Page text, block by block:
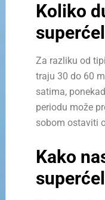
Koliko
Za razliku od
traju 30 do 60
satima,
periodu može
sobom ostaviti
Kako